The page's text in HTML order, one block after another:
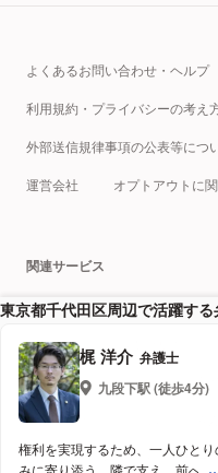
東京都千代田区周辺で活躍す
梶 洋介 弁護士
九段下駅 (徒歩4分)
権利を実現するため、一人ひと
みに寄り添う。隣で支え、前へ
よくあるお問い合わせ・ヘルプ
利用規約・プライバシーの考え
外部送信規律事項の公表等につ
運営会社 オプトアウトに
関連サービス
税理士ドットコム クラウ
弁護士ドットコムキャリア
相続弁護士 ドットコム 企
離婚弁護士 ドットコム
UNITIS AI炎上チェッカー